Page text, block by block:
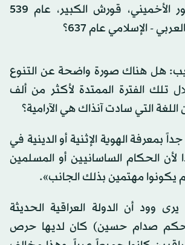
على يد الإمبراطور الأخميني، قورش الكبير، عام 539
- الإسلامي عام 637؟
هل هناك صورة واضحة عن التنوع
تلك الفترة الممتدة لأكثر من ألف
التي سادت آنذاك هي الآرامية؟
بمعرفة الهوية الإثنية أو الدينية في
الحكام الساسانيين أو المسلمين
يكونوا مهتمين بذلك الجانب».
وود أن الدولة العراقية الحديثة
صدام حسين) كان لديها حرص